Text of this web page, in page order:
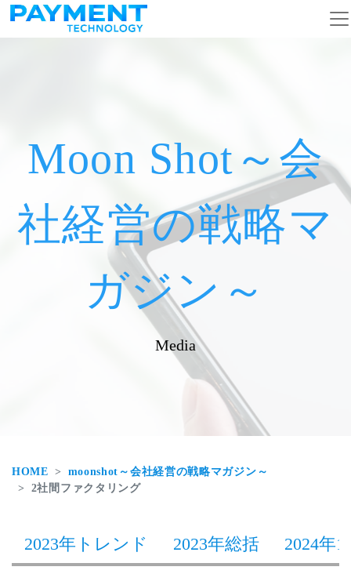
コンテンツへスキップ
メインナビゲーション
Moon Shot～会
社経営の戦略マ
ガジン～
Media
HOME
moonshot～会社経営の戦略マガジン～
2社間ファクタリング
2023年トレンド 2023年総括 2024年1